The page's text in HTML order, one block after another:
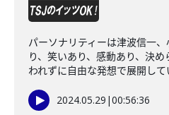
パーソナリティーは津波信一
り、笑いあり、感動あり、決
われずに自由な発想で展開して
2024.05.29 |00:56:36